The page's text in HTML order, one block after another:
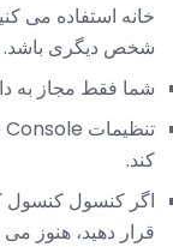
خانه استفاده می
شخص دیگری باشد.
شما فقط مجاز به
کند.
اگر کنسول کنسول
قرار دهید، هنوز می